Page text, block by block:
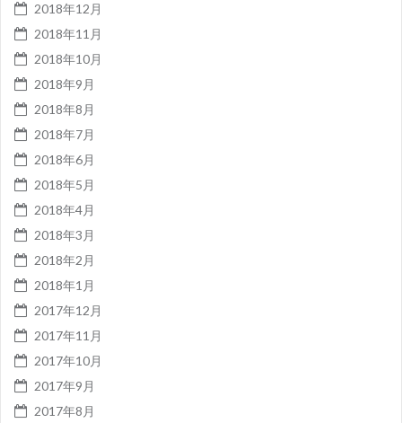
2018年12月
2018年11月
2018年10月
2018年9月
2018年8月
2018年7月
2018年6月
2018年5月
2018年4月
2018年3月
2018年2月
2018年1月
2017年12月
2017年11月
2017年10月
2017年9月
2017年8月